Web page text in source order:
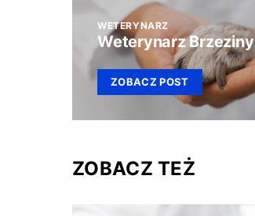
WETERYNARZ
Weterynarz Brzeziny
ZOBACZ POST
ZOBACZ TEŻ